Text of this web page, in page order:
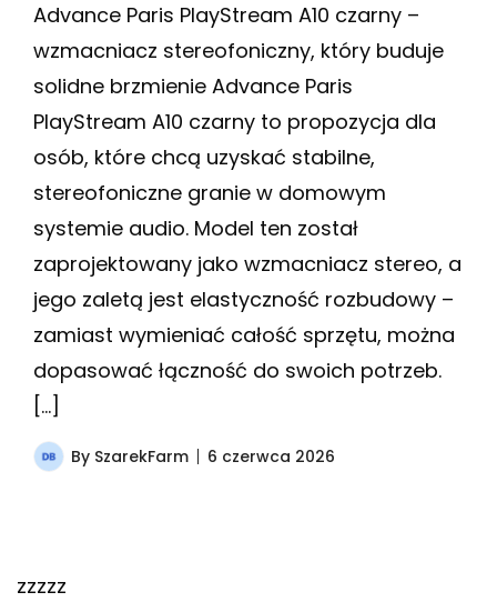
Advance Paris PlayStream A10 czarny –
wzmacniacz stereofoniczny, który buduje
solidne brzmienie Advance Paris
PlayStream A10 czarny to propozycja dla
osób, które chcą uzyskać stabilne,
stereofoniczne granie w domowym
systemie audio. Model ten został
zaprojektowany jako wzmacniacz stereo, a
jego zaletą jest elastyczność rozbudowy –
zamiast wymieniać całość sprzętu, można
dopasować łączność do swoich potrzeb.
[…]
By SzarekFarm 6 czerwca 2026
zzzzz